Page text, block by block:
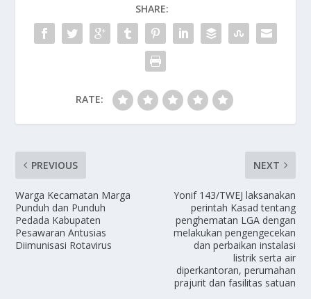
SHARE:
RATE:
PREVIOUS
Warga Kecamatan Marga
Punduh dan Punduh
Pedada Kabupaten
Pesawaran Antusias
Diimunisasi Rotavirus
NEXT
Yonif 143/TWEJ laksanakan
perintah Kasad tentang
penghematan LGA dengan
melakukan pengengecekan
dan perbaikan instalasi
listrik serta air
diperkantoran, perumahan
prajurit dan fasilitas satuan